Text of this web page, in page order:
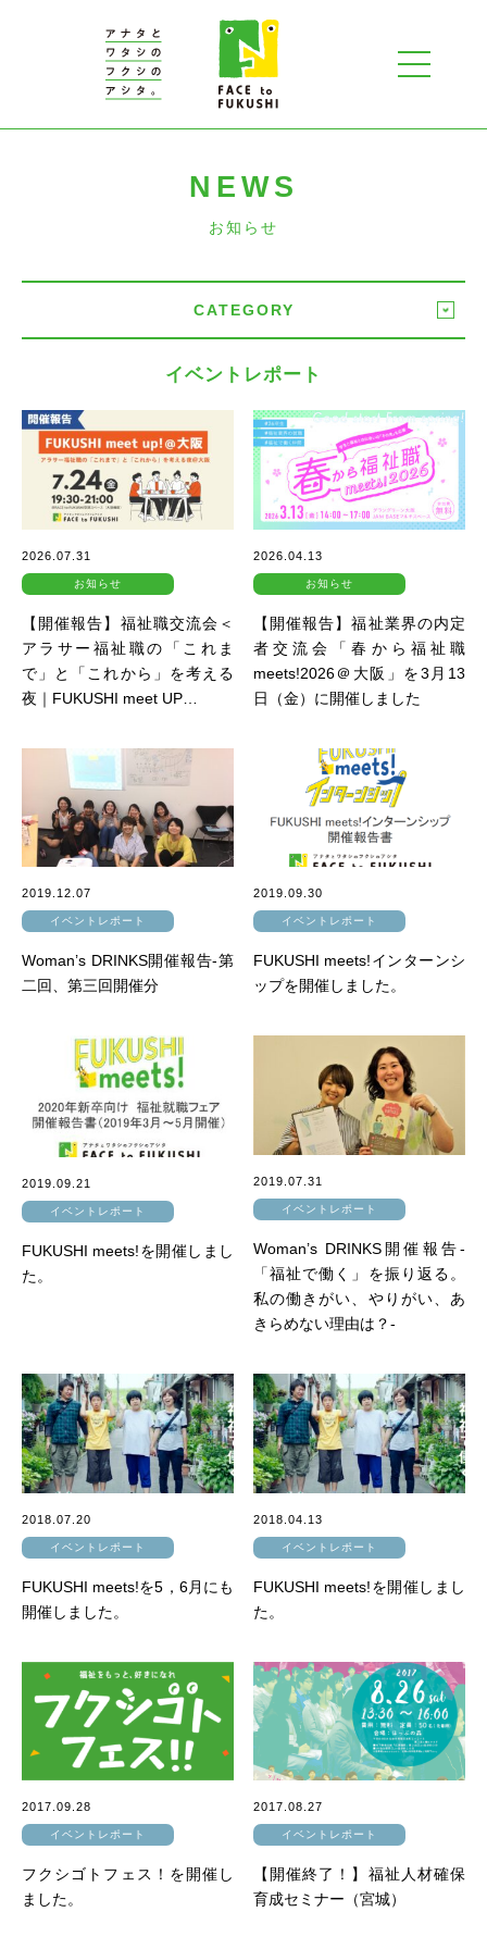
NEWS
お知らせ
CATEGORY
イベントレポート
2026.07.31
お知らせ
【開催報告】福祉職交流会＜
アラサー福祉職の「これま
で」と「これから」を考える
夜｜FUKUSHI meet UP…
2026.04.13
お知らせ
【開催報告】福祉業界の内定
者交流会「春から福祉職
meets!2026＠大阪」を3月13
日（金）に開催しました
2019.12.07
イベントレポート
Woman’s DRINKS開催報告-第
二回、第三回開催分
2019.09.30
イベントレポート
FUKUSHI meets!インターンシ
ップを開催しました。
2019.09.21
イベントレポート
FUKUSHI meets!を開催しまし
た。
2019.07.31
イベントレポート
Woman’s DRINKS開催報告-
「福祉で働く」を振り返る。
私の働きがい、やりがい、あ
きらめない理由は？-
2018.07.20
イベントレポート
FUKUSHI meets!を5，6月にも
開催しました。
2018.04.13
イベントレポート
FUKUSHI meets!を開催しまし
た。
2017.09.28
イベントレポート
フクシゴトフェス！を開催し
ました。
2017.08.27
イベントレポート
【開催終了！】福祉人材確保
育成セミナー（宮城）